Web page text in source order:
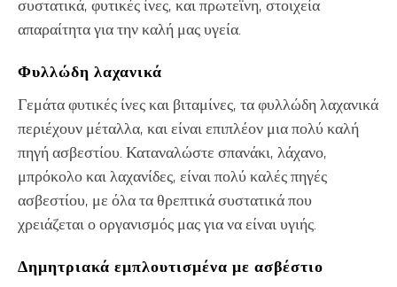
συστατικά, φυτικές ίνες, και πρωτεϊνη, στοιχεία
απαραίτητα για την καλή μας υγεία.
Φυλλώδη λαχανικά
Γεμάτα φυτικές ίνες και βιταμίνες, τα φυλλώδη λαχανικά
περιέχουν μέταλλα, και είναι επιπλέον μια πολύ καλή
πηγή ασβεστίου. Καταναλώστε σπανάκι, λάχανο,
μπρόκολο και λαχανίδες, είναι πολύ καλές πηγές
ασβεστίου, με όλα τα θρεπτικά συστατικά που
χρειάζεται ο οργανισμός μας για να είναι υγιής.
Δημητριακά εμπλουτισμένα με ασβέστιο